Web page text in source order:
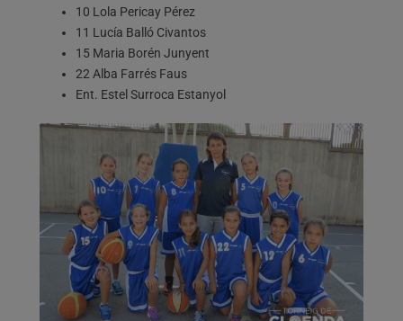
10 Lola Pericay Pérez
11 Lucía Balló Civantos
15 Maria Borén Junyent
22 Alba Farrés Faus
Ent. Estel Surroca Estanyol